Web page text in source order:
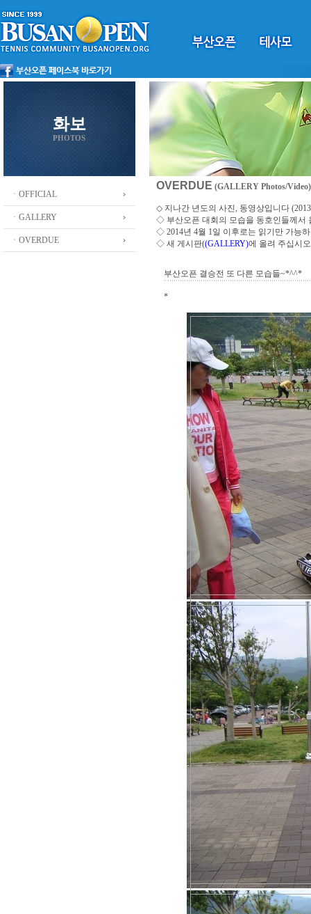
화보
PHOTOS
ㆍOFFICIAL
ㆍGALLERY
ㆍOVERDUE
OVERDUE (GALLERY Photos/Video)
◇ 지나간 년도의 사진, 동영상입니다
◇ 부산오픈 대회의 모습을 동호인들께서
◇ 2014년 4월 1일 이후로는 읽기만 가능
◇ 새 게시판((GALLERY)에 올려 주십시오
부산오픈 결승전 또 다른 모습들~*^^*
*